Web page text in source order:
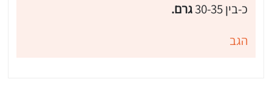
כ-בין30-35גרם.
הגב